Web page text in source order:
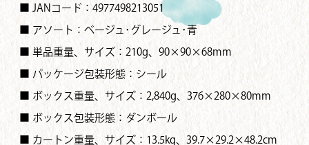
■ JANコード：4977498213051
■ アソート：ベージュ･グレージュ･青
■ 単品重量、サイズ：210g、90×90×68mm
■ パッケージ包装形態：シール
■ ボックス重量、サイズ：2,840g、376×280×80mm
■ ボックス包装形態：ダンボール
■ カートン重量、サイズ：13.5kg、39.7×29.2×48.2cm